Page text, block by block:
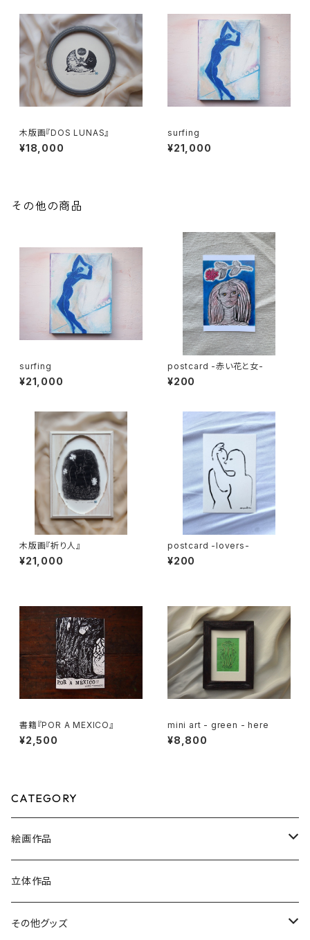
木版画『DOS LUNAS』
¥18,000
surfing
¥21,000
その他の商品
surfing
¥21,000
postcard -赤い花と女-
¥200
木版画『祈り人』
¥21,000
postcard -lovers-
¥200
書籍『POR A MEXICO』
¥2,500
mini art - green - here
¥8,800
CATEGORY
絵画作品
mini art
木版画
立体作品
その他グッズ